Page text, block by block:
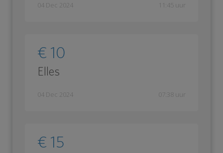
04 Dec 2024 11:45 uur
€ 10
Elles
04 Dec 2024 07:38 uur
€ 15